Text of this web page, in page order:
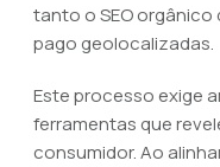
tanto o SEO
pago geolocalizadas.
Este processo exige
ferramentas que
consumidor. Ao